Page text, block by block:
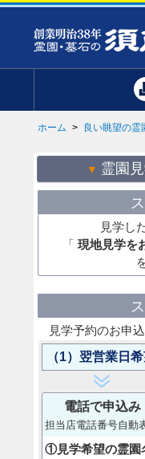
ホーム > 良い眺望の霊
霊園
見学し
「 現地見学を
見学予約のお申
（1）翌営業日
電話で申込み
担当店電話番号自動
①見学希望の霊園